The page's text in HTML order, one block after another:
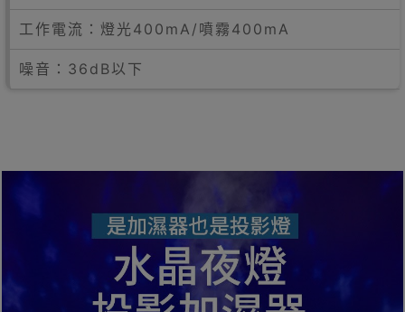
工作電流：燈光400mA/噴霧400mA
噪音：36dB以下